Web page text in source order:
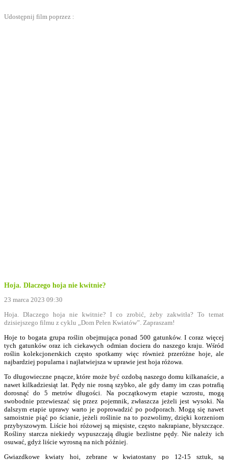
Udostępnij film poprzez :
Hoja. Dlaczego hoja nie kwitnie?
23 marca 2023 09:30
Hoja. Dlaczego hoja nie kwitnie? I co zrobić, żeby zakwitła? To temat
dzisiejszego filmu z cyklu „Dom Pełen Kwiatów”. Zapraszam!
Hoje to bogata grupa roślin obejmująca ponad 500 gatunków. I coraz więcej
tych gatunków oraz ich ciekawych odmian dociera do naszego kraju. Wśród
roślin kolekcjonerskich często spotkamy więc również przeróżne hoje, ale
najbardziej popularna i najłatwiejsza w uprawie jest hoja różowa.
To długowieczne pnącze, które może być ozdobą naszego domu kilkanaście, a
nawet kilkadziesiąt lat. Pędy nie rosną szybko, ale gdy damy im czas potrafią
dorosnąć do 5 metrów długości. Na początkowym etapie wzrostu, mogą
swobodnie przewieszać się przez pojemnik, zwłaszcza jeżeli jest wysoki. Na
dalszym etapie uprawy warto je poprowadzić po podporach. Mogą się nawet
samoistnie piąć po ścianie, jeżeli roślinie na to pozwolimy, dzięki korzeniom
przybyszowym. Liście hoi różowej są mięsiste, często nakrapiane, błyszczące.
Rośliny starcza niekiedy wypuszczają długie bezlistne pędy. Nie należy ich
osuwać, gdyż liście wyrosną na nich później.
Gwiazdkowe kwiaty hoi, zebrane w kwiatostany po 12-15 sztuk, są